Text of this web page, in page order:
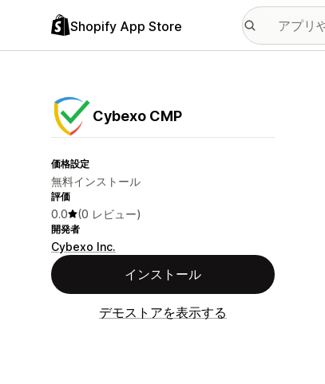
Shopify App Store
Cybexo CMP
価格設定
無料インストール
評価
0.0 (0 レビュー)
開発者
Cybexo Inc.
インストール
デモストアを表示する